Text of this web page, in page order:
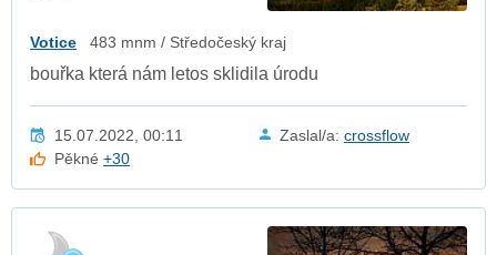
Votice 483 mnm / Středočeský kraj
bouřka která nám letos sklidila úrodu
15.07.2022, 00:11 Zaslal/a: crossflow
Pěkné+30